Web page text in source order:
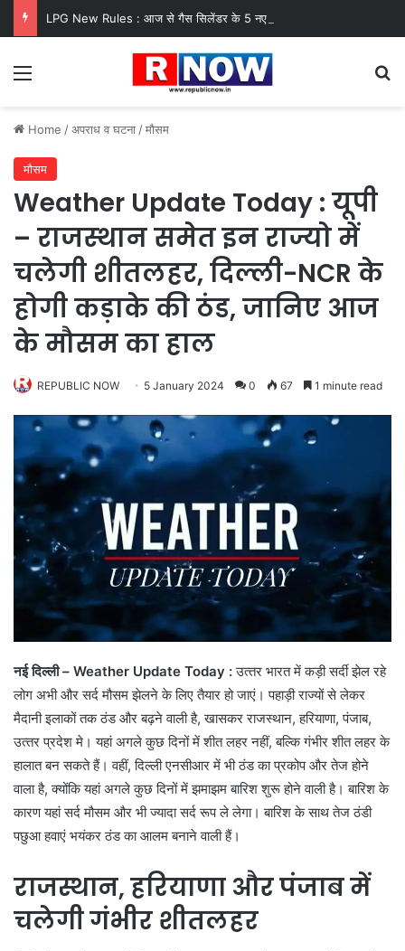
Menu
Home /अपराध व घटना /मौसम
मौसम
Weather Update Today : यूपी
– राजस्‍थान समेत इन राज्यो में
चलेगी शीतलहर, दिल्‍ली-NCR के
होगी कड़ाके की ठंड, जानिए आज
के मौसम का हाल
REPUBLIC NOW 5 January 2024 0 67 1 minute read
नई दिल्‍ली – Weather Update Today :उत्‍तर भारत में कड़ी सर्दी झेल रहे
लोग अभी और सर्द मौसम झेलने के लिए तैयार हो जाएं। पहाड़ी राज्‍यों से लेकर
मैदानी इलाकों तक ठंड और बढ़ने वाली है, खासकर राजस्‍थान, हरियाणा, पंजाब,
उत्‍तर प्रदेश मे। यहां अगले कुछ दिनों में शीत लहर नहीं, बल्कि गंभीर शीत लहर के
हालात बन सकते हैं। वहीं, दिल्‍ली एनसीआर में भी ठंड का प्रकोप और तेज होने
वाला है, क्‍योंकि यहां अगले कुछ दिनों में झमाझम बारिश शुरू होने वाली है। बारिश के
कारण यहां सर्द मौसम और भी ज्‍यादा सर्द रूप ले लेगा। बारिश के साथ तेज ठंडी
पछुआ हवाएं भयंकर ठंड का आलम बनाने वाली हैं।
राजस्थान, हरियाणा और पंजाब में
चलेगी गंभीर शीतलहर